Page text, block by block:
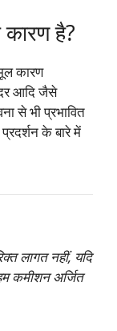
कारण है?
कारण
दर आदि जैसे
से भी प्रभावित
के बारे में
लागत नहीं, यदि
कमीशन अर्जित